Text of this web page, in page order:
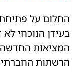
החלום על
בעידן הנוכחי
המציאות
הרשתות